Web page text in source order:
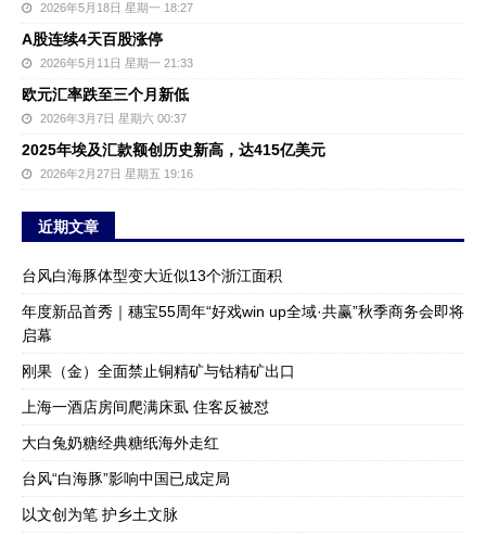
2026年5月18日 星期一 18:27
A股连续4天百股涨停
2026年5月11日 星期一 21:33
欧元汇率跌至三个月新低
2026年3月7日 星期六 00:37
2025年埃及汇款额创历史新高，达415亿美元
2026年2月27日 星期五 19:16
近期文章
台风白海豚体型变大近似13个浙江面积
年度新品首秀｜穗宝55周年“好戏win up全域·共赢”秋季商务会即将
启幕
刚果（金）全面禁止铜精矿与钴精矿出口
上海一酒店房间爬满床虱 住客反被怼
大白兔奶糖经典糖纸海外走红
台风“白海豚”影响中国已成定局
以文创为笔 护乡土文脉